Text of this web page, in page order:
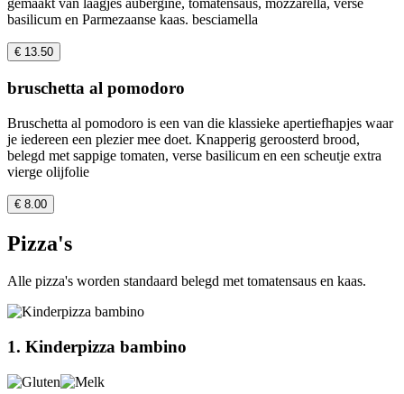
gemaakt van laagjes aubergine, tomatensaus, mozzarella, verse
basilicum en Parmezaanse kaas. besciamella
€ 13.50
bruschetta al pomodoro
Bruschetta al pomodoro is een van die klassieke apertiefhapjes waar
je iedereen een plezier mee doet. Knapperig geroosterd brood,
belegd met sappige tomaten, verse basilicum en een scheutje extra
vierge olijfolie
€ 8.00
Pizza's
Alle pizza's worden standaard belegd met tomatensaus en kaas.
1. Kinderpizza bambino